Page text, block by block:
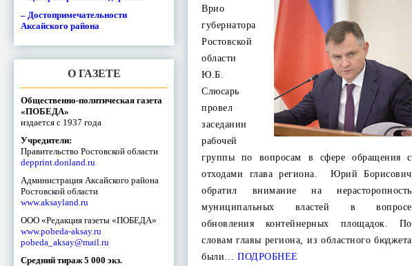
– Достопримечательности
Аксайского района
О ГАЗЕТЕ
Общественно-политическая газета
«ПОБЕДА»
издается с 1937 года
Учредители:
Правительство Ростовской области
depprint.donland.ru
Администрация Аксайского района
Ростовской области
www.aksayland.ru
ООО «Редакция газеты «ПОБЕДА»
www.pobeda-aksay.ru
pobeda_aksay@mail.ru
Средний тираж 5 000 экз.
Врио
губернатора
Ростовской
области
Ю.Б.
Слюсарь
провел
заседании
рабочей
группы по вопросам в сфере обращения с
отходами глава региона. Юрий Борисович
обратил внимание на нерасторопность
муниципальных властей в вопросе
обновления контейнерных площадок. По
словам главы региона, из областного бюджета
были… ПОДРОБНЕЕ